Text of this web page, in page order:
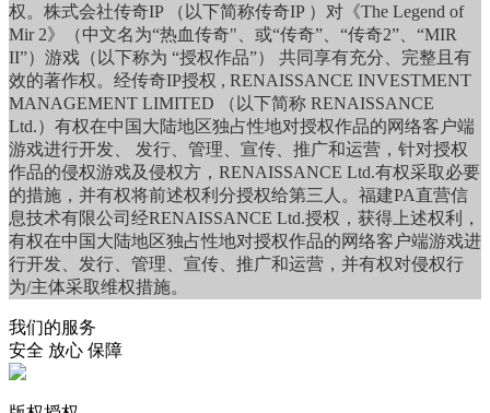
权。株式会社传奇IP （以下简称传奇IP ）对《The Legend of
Mir 2》（中文名为“热血传奇"、或“传奇”、“传奇2”、“MIR
II”）游戏（以下称为 “授权作品”） 共同享有充分、完整且有
效的著作权。经传奇IP授权 , RENAISSANCE INVESTMENT
MANAGEMENT LIMITED （以下简称 RENAISSANCE
Ltd.）有权在中国大陆地区独占性地对授权作品的网络客户端
游戏进行开发、 发行、管理、宣传、推广和运营，针对授权
作品的侵权游戏及侵权方，RENAISSANCE Ltd.有权采取必要
的措施，并有权将前述权利分授权给第三人。福建PA直营信
息技术有限公司经RENAISSANCE Ltd.授权，获得上述权利，
有权在中国大陆地区独占性地对授权作品的网络客户端游戏进
行开发、发行、管理、宣传、推广和运营，并有权对侵权行
为/主体采取维权措施。
我们的服务
安全 放心 保障